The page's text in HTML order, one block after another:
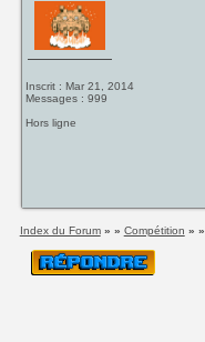
Inscrit : Mar 21, 2014
Messages : 999
Hors ligne
Index du Forum» » Compétition » »